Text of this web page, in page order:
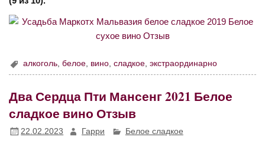
алкоголь ,белое вино ,сладкое ,экстраординарно
Два Сердца Пти Мансенг 2021 Белое
сладкое вино Отзыв
22.02.2023 Гарри Белое сладкое